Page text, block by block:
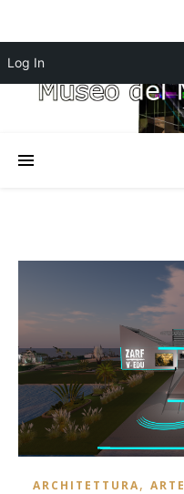
Log In
ARCHITETTURA, ARTE